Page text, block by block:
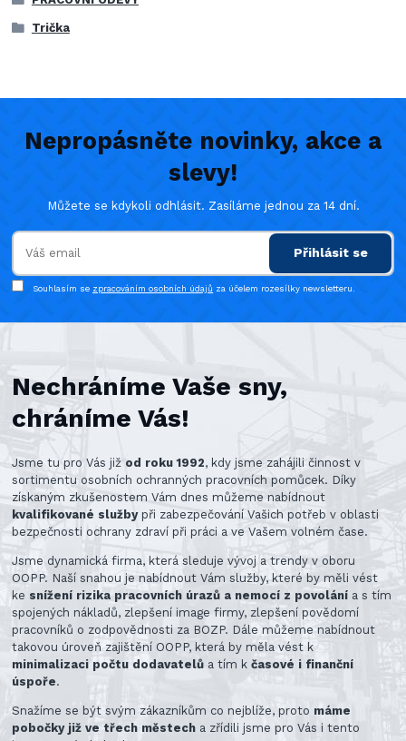
Trička
Nepropásněte novinky, akce a
slevy!
Můžete se kdykoli odhlásit. Zasíláme jednou za 14 dní.
Přihlásit se
Souhlasím se zpracováním osobních údajů za účelem rozesílky newsletteru.
Nechráníme Vaše sny,
chráníme Vás!
Jsme tu pro Vás již od roku 1992, kdy jsme zahájili činnost v
sortimentu osobních ochranných pracovních pomůcek. Díky
získaným zkušenostem Vám dnes můžeme nabídnout
kvalifikované službypři zabezpečování Vašich potřeb v oblasti
bezpečnosti ochrany zdraví při práci a ve Vašem volném čase.
Jsme dynamická firma, která sleduje vývoj a trendy v oboru
OOPP. Naší snahou je nabídnout Vám služby, které by měli vést
ke snížení rizika pracovních úrazů a nemocí z povolání a s tím
spojených nákladů, zlepšení image firmy, zlepšení povědomí
pracovníků o zodpovědnosti za BOZP. Dále můžeme nabídnout
takovou úroveň zajištění OOPP, která by měla vést k
minimalizaci počtu dodavatelů a tím kčasové i finanční
úspoře.
Snažíme se být svým zákazníkům co nejblíže, proto máme
pobočky již ve třech městech a zřídili jsme pro Vás i tento